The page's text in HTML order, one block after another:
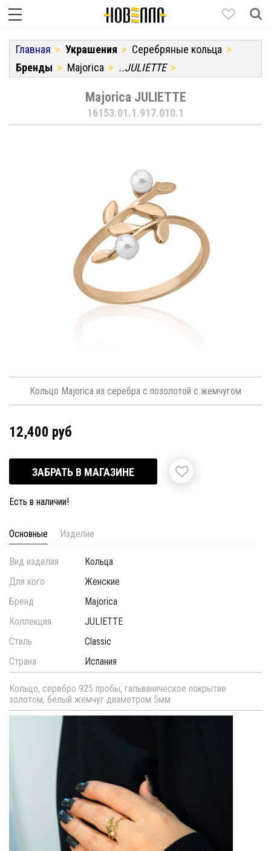
Главная Украшения
Серебряные кольца
Бренды
Majorica ..JULIETTE
Majorica JULIETTE
16153.01.1.917.010.1
Кольцо Majorica из серебра с позолотой с жемчугом
12,400 руб
ЗАБРАТЬ В МАГАЗИНЕ
Есть в наличии!
Основные Изделие
Вид изделия
Кольца
Для кого
Женские
Бренд
Majorica
Коллекция
JULIETTE
Стиль
Classic
Страна
Испания
Кольцо, серебро 925 пробы, гальваническое покрытие
золотом, белый жемчуг диаметром 5мм